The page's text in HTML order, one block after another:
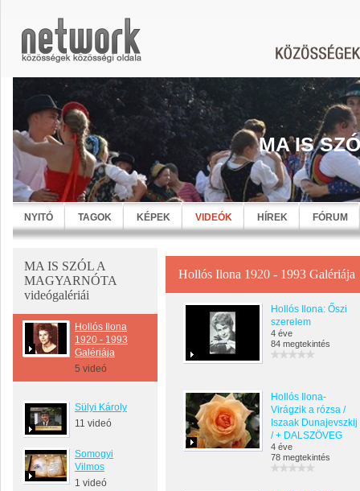
MA IS
NYITÓ TAGOK KÉPEK VIDEÓK HÍREK FÓRUM
MA IS SZÓL A
MAGYARNÓTA
videógalériái
Hollós Ilona
1920 - 1993
Galériája
5 videó
Sülyi Károly
11 videó
Somogyi
Vilmos
1 videó
Hollós Ilona 1920 - 1993 Galériája
Hollós Ilona: Őszi
szerelem
4 éve
84 megtekintés
Hollós Ilona-
Virágzik a rózsa /
Iszaak Dunajevszkij
/ + DALSZÖVEG
4 éve
78 megtekintés